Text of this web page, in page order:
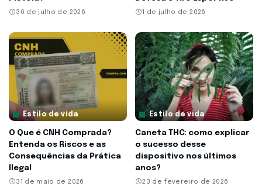
30 de julho de 2026 1 de julho de 2026
Estilo de vida
O Que é CNH Comprada?
Entenda os Riscos e as
Consequências da Prática
Ilegal
31 de maio de 2026
Estilo de vida
Caneta THC: como explicar
o sucesso desse
dispositivo nos últimos
anos?
23 de fevereiro de 2026